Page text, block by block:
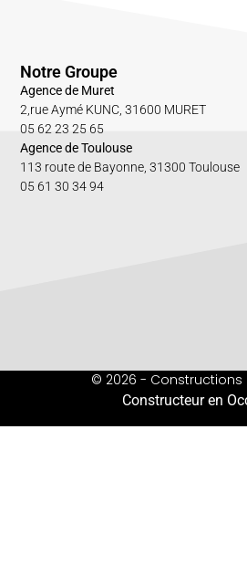
Notre Groupe
Agence de Muret
2,rue Aymé KUNC, 31600 MURET
05 62 23 25 65
Agence de Toulouse
113 route de Bayonne, 31300 Toulouse
05 61 30 34 94
© 2026 - Constructions
Constructeur en